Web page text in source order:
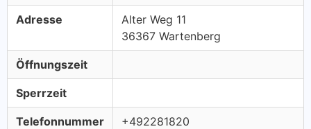
Adresse
Alter Weg 11
36367 Wartenberg
Öffnungszeit
Sperrzeit
Telefonnummer +492281820